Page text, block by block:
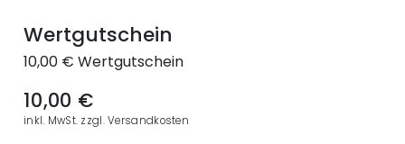
Wertgutschein
10,00 € Wertgutschein
10,00 €
inkl. MwSt. zzgl. Versandkosten